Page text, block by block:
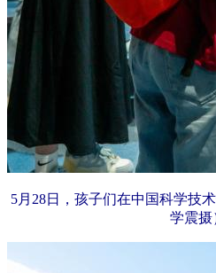
5月28日，孩子们在中国科学技
学震摄